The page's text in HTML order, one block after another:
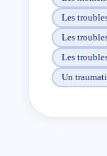
Exploitons
permettre
votre vie...
Les
Les
Les
Un